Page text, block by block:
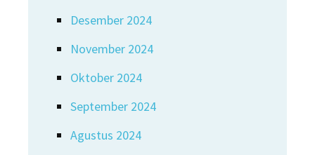
Desember 2024
November 2024
Oktober 2024
September 2024
Agustus 2024